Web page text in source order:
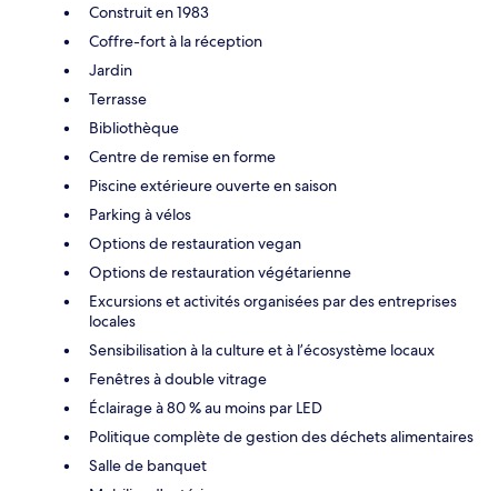
Construit en 1983
Coffre-fort à la réception
Jardin
Terrasse
Bibliothèque
Centre de remise en forme
Piscine extérieure ouverte en saison
Parking à vélos
Options de restauration vegan
Options de restauration végétarienne
Excursions et activités organisées par des entreprises
locales
Sensibilisation à la culture et à l’écosystème locaux
Fenêtres à double vitrage
Éclairage à 80 % au moins par LED
Politique complète de gestion des déchets alimentaires
Salle de banquet